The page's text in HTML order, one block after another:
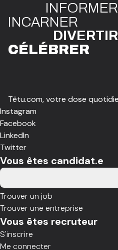
INFORMER
INCARNER
DIVERTIR
CÉLÉBRER
Têtu.com, votre dose
Instagram
Facebook
LinkedIn
Twitter
Vous êtes candidat.e
Trouver un job
Trouver une entreprise
Vous êtes recruteur
S'inscrire
Me connecter